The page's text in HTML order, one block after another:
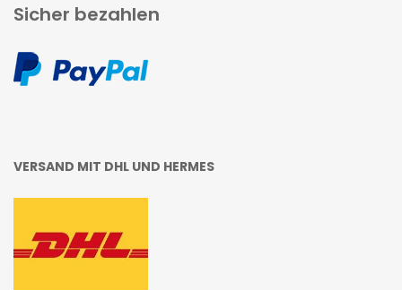
Sicher bezahlen
VERSAND MIT DHL UND HERMES